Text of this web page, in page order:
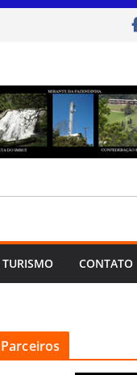
TURISMO CONTATO
Parceiros